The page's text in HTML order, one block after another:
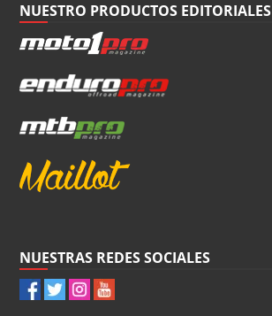
NUESTRO PRODUCTOS EDITORIALES
NUESTRAS REDES SOCIALES